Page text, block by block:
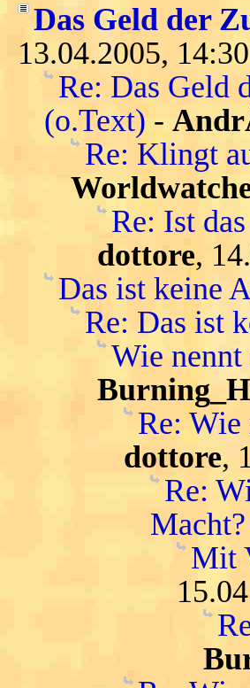
Das Geld der
13.04.2005, 14:30
Re: Das Geld
(o.Text) -
Re: Klingt
Re: Ist
dottore,
Das ist keine
Re: Das ist
Wie nennt
Re: Wie
dottore,
Re:
Macht?
Mit